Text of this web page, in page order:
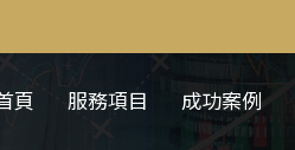
頁 服務項目 成功案例